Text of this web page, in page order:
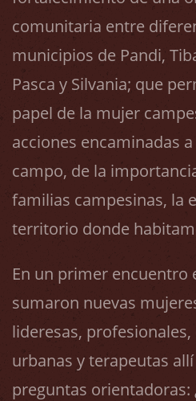
comunitaria entre
municipios de Pandi,
Pasca y Silvania; que
papel de la mujer
acciones encaminadas
campo, de la
familias campesinas, la
territorio donde
En un primer encuentro
sumaron nuevas
lideresas,
urbanas y terapeutas
preguntas orientadoras: